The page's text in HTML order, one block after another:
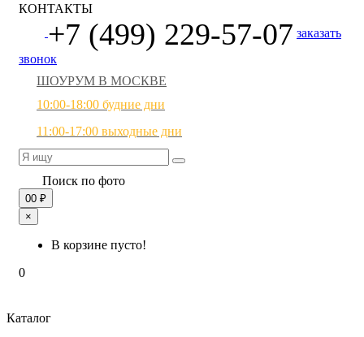
КОНТАКТЫ
+7 (499) 229-57-07 заказать
звонок
ШОУРУМ В МОСКВЕ
10:00-18:00 будние дни
11:00-17:00 выходные дни
Поиск по фото
00 ₽
×
В корзине пусто!
0
Каталог